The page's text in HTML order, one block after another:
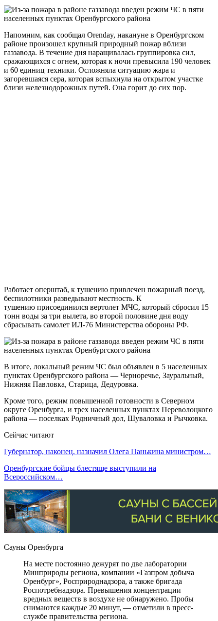
Напомним, как сообщал Orenday, накануне в Оренбургском
районе произошел крупный природный пожар вблизи
газзавода. В течение дня наращивалась группировка сил,
сражающихся с огнем, которая к ночи превысила 190 человек
и 60 единиц техники. Осложняла ситуацию жара и
загоревшаяся сера, которая вспыхнула на открытом участке
близи железнодорожных путей. Она горит до сих пор.
Работает оперштаб, к тушению привлечен пожарный поезд,
беспилотники разведывают местность. К
тушению присоединился вертолет МЧС, который сбросил 15
тонн воды за три вылета, во второй половине дня воду
сбрасывать самолет ИЛ-76 Министерства обороны РФ.
В итоге, локальный режим ЧС был объявлен в 5 населенных
пунктах Оренбургского района — Черноречье, Зауральный,
Нижняя Павловка, Старица, Дедуровка.
Кроме того, режим повышенной готовности в Северном
округе Оренбурга, и трех населенных пунктах Переволоцкого
района — поселках Родничный дол, Шуваловка и Рычковка.
Сейчас читают
Губернатор, наконец, назначил Олега Панькина министром…
Оренбургские бойцы блестяще выступили на
Всероссийском…
Сауны Оренбурга
На месте постоянно дежурят по две лаборатории
Минприроды региона, компании «Газпром добыча
Оренбург», Росприроднадзора, а также бригада
Роспотребнадзора. Превышения концентрации
вредных веществ в воздухе не обнаружено. Пробы
снимаются каждые 20 минут, — отметили в пресс-
службе правительства региона.